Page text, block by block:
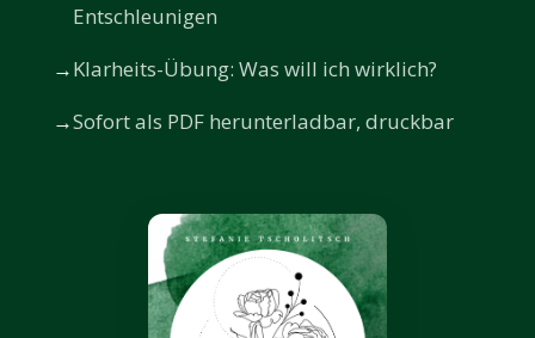
Entschleunigen
Klarheits-Übung: Was will ich wirklich?
Sofort als PDF herunterladbar, druckbar